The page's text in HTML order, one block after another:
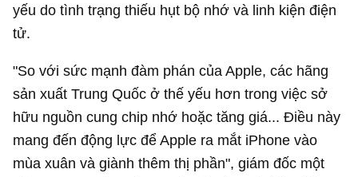
yếu do tình trạng thiếu hụt bộ nhớ và linh kiện điện
tử.
"So với sức mạnh đàm phán của Apple, các hãng
sản xuất Trung Quốc ở thế yếu hơn trong việc sở
hữu nguồn cung chip nhớ hoặc tăng giá... Điều này
mang đến động lực để Apple ra mắt iPhone vào
mùa xuân và giành thêm thị phần", giám đốc một